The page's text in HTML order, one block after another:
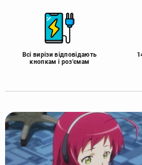
Всі вирізи відповідають
кнопкам і роз'ємам